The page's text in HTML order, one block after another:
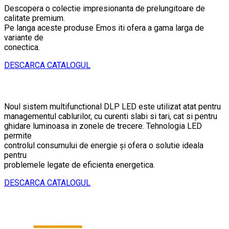
Descopera o colectie impresionanta de prelungitoare de
calitate premium.
Pe langa aceste produse Emos iti ofera a gama larga de
variante de
conectica.
DESCARCA CATALOGUL
Noul sistem multifunctional DLP LED este utilizat atat pentru
managementul cablurilor, cu curenti slabi si tari, cat si pentru
ghidare luminoasa in zonele de trecere. Tehnologia LED
permite
controlul consumului de energie și ofera o solutie ideala
pentru
problemele legate de eficienta energetica.
DESCARCA CATALOGUL